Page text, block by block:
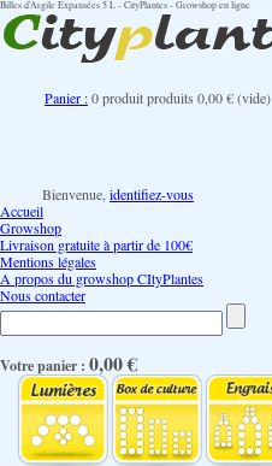
Billes d'Argile Expansées 5 L - CityPlantes - Growshop en ligne
Panier :0produitproduits 0,00 €(vide)
Bienvenue, identifiez-vous
Accueil
Growshop
Livraison gratuite à partir de 100€
Mentions légales
A propos du growshop CItyPlantes
Nous contacter
Votre panier : 0,00 €